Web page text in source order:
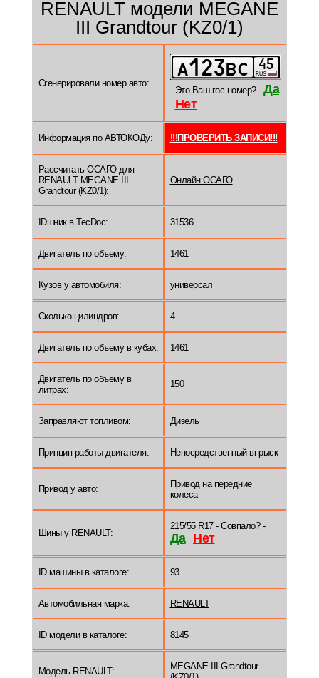
RENAULT модели MEGANE
III Grandtour (KZ0/1)
Сгенерировали номер авто:
- Это Ваш гос номер? - Да
- Нет
Информация по АВТОКОДу: !!!ПРОВЕРИТЬ ЗАПИСИ!!!
Рассчитать ОСАГО для
RENAULT MEGANE III
Grandtour (KZ0/1):
Онлайн ОСАГО
IDшник в TecDoc: 31536
Двигатель по объему: 1461
Кузов у автомобиля: универсал
Сколько цилиндров: 4
Двигатель по объему в кубах: 1461
Двигатель по объему в
литрах:
150
Заправляют топливом: Дизель
Принцип работы двигателя: Непосредственный впрыск
Привод у авто:
Привод на передние
колеса
Шины у RENAULT:
215/55 R17 - Совпало? -
Да- Нет
ID машины в каталоге: 93
Автомобильная марка: RENAULT
ID модели в каталоге: 8145
Модель RENAULT:
MEGANE III Grandtour